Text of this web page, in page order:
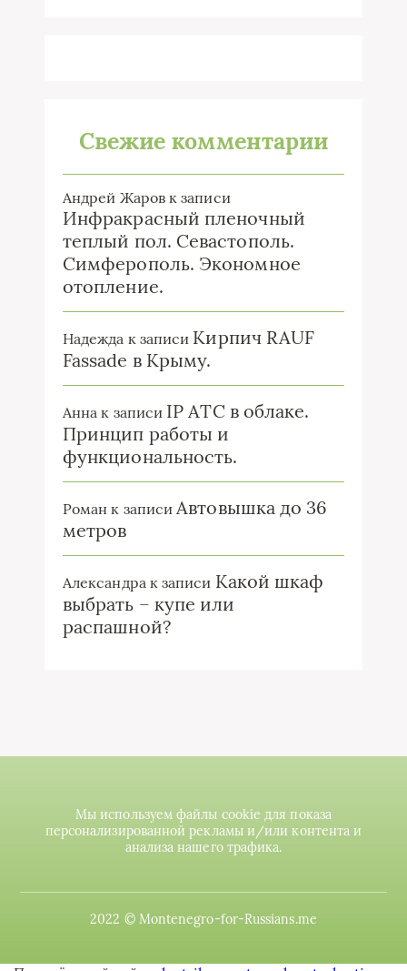
Свежие комментарии
Андрей Жаровк записи
Инфракрасный пленочный
теплый пол. Севастополь.
Симферополь. Экономное
отопление.
Надежда к записи Кирпич RAUF
Fassade в Крыму.
Анна к записи IP ATC в облаке.
Принцип работы и
функциональность.
Роман к записиАвтовышка до 36
метров
Александрак записи Какой шкаф
выбрать – купе или
распашной?
Мы используем файлы cookie для показа
персонализированной рекламы и/или контента и
анализа нашего трафика.
2022 © Montenegro-for-Russians.me